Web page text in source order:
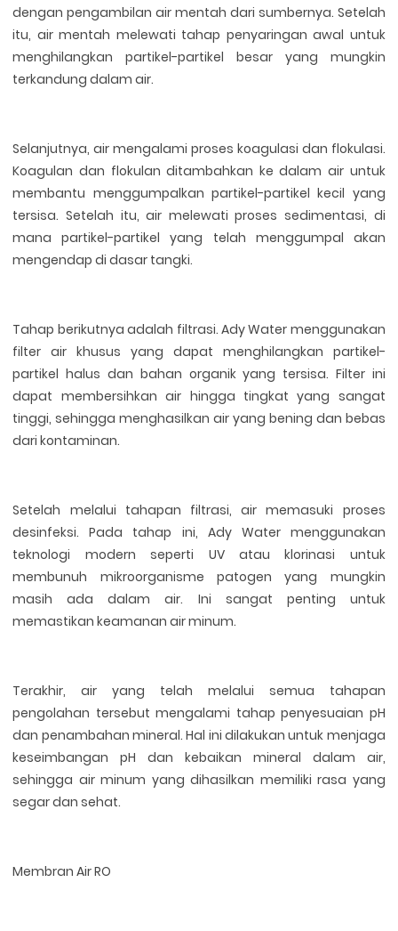
dengan pengambilan air mentah dari sumbernya. Setelah
itu, air mentah melewati tahap penyaringan awal untuk
menghilangkan partikel-partikel besar yang mungkin
terkandung dalam air.
Selanjutnya, air mengalami proses koagulasi dan flokulasi.
Koagulan dan flokulan ditambahkan ke dalam air untuk
membantu menggumpalkan partikel-partikel kecil yang
tersisa. Setelah itu, air melewati proses sedimentasi, di
mana partikel-partikel yang telah menggumpal akan
mengendap di dasar tangki.
Tahap berikutnya adalah filtrasi. Ady Water menggunakan
filter air khusus yang dapat menghilangkan partikel-
partikel halus dan bahan organik yang tersisa. Filter ini
dapat membersihkan air hingga tingkat yang sangat
tinggi, sehingga menghasilkan air yang bening dan bebas
dari kontaminan.
Setelah melalui tahapan filtrasi, air memasuki proses
desinfeksi. Pada tahap ini, Ady Water menggunakan
teknologi modern seperti UV atau klorinasi untuk
membunuh mikroorganisme patogen yang mungkin
masih ada dalam air. Ini sangat penting untuk
memastikan keamanan air minum.
Terakhir, air yang telah melalui semua tahapan
pengolahan tersebut mengalami tahap penyesuaian pH
dan penambahan mineral. Hal ini dilakukan untuk menjaga
keseimbangan pH dan kebaikan mineral dalam air,
sehingga air minum yang dihasilkan memiliki rasa yang
segar dan sehat.
Membran Air RO